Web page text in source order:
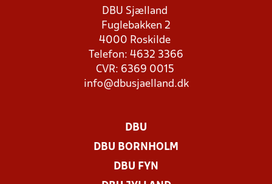
DBU Sjælland
Fuglebakken 2
4000 Roskilde
Telefon: 4632 3366
CVR: 6369 0015
info@dbusjaelland.dk
DBU
DBU BORNHOLM
DBU FYN